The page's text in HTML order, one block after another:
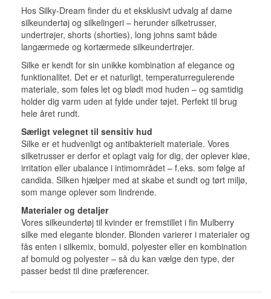
Hos Silky-Dream finder du et eksklusivt udvalg af dame
silkeundertøj og silkelingeri – herunder silketrusser,
undertrøjer, shorts (shorties), long johns samt både
langærmede og kortærmede silkeundertrøjer.
Silke er kendt for sin unikke kombination af elegance og
funktionalitet. Det er et naturligt, temperaturregulerende
materiale, som føles let og blødt mod huden – og samtidig
holder dig varm uden at fylde under tøjet. Perfekt til brug
hele året rundt.
Særligt velegnet til sensitiv hud
Silke er et hudvenligt og antibakterielt materiale. Vores
silketrusser er derfor et oplagt valg for dig, der oplever kløe,
irritation eller ubalance i intimområdet – f.eks. som følge af
candida. Silken hjælper med at skabe et sundt og tørt miljø,
som mange oplever som lindrende.
Materialer og detaljer
Vores silkeundertøj til kvinder er fremstillet i fin Mulberry
silke med elegante blonder. Blonden varierer i materialer og
fås enten i silkemix, bomuld, polyester eller en kombination
af bomuld og polyester – så du kan vælge den type, der
passer bedst til dine præferencer.